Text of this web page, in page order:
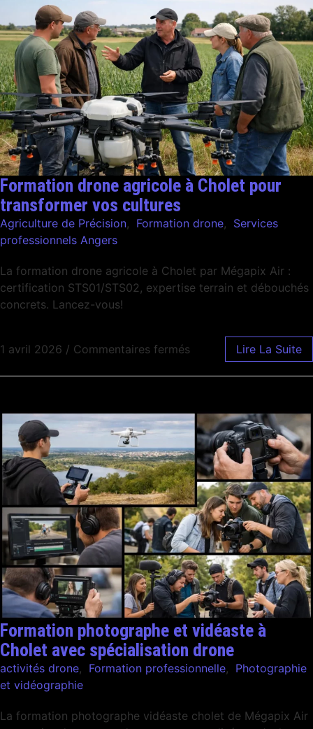
Formation drone agricole à Cholet pour
transformer vos cultures
Agriculture de Précision, Formation drone, Services
professionnels Angers
La formation drone agricole à Cholet par Mégapix Air :
certification STS01/STS02, expertise terrain et débouchés
concrets. Lancez-vous!
1 avril 2026 / Commentaires fermés Lire La Suite
Formation photographe et vidéaste à
Cholet avec spécialisation drone
activités drone, Formation professionnelle, Photographie
et vidéographie
La formation photographe vidéaste cholet de Mégapix Air